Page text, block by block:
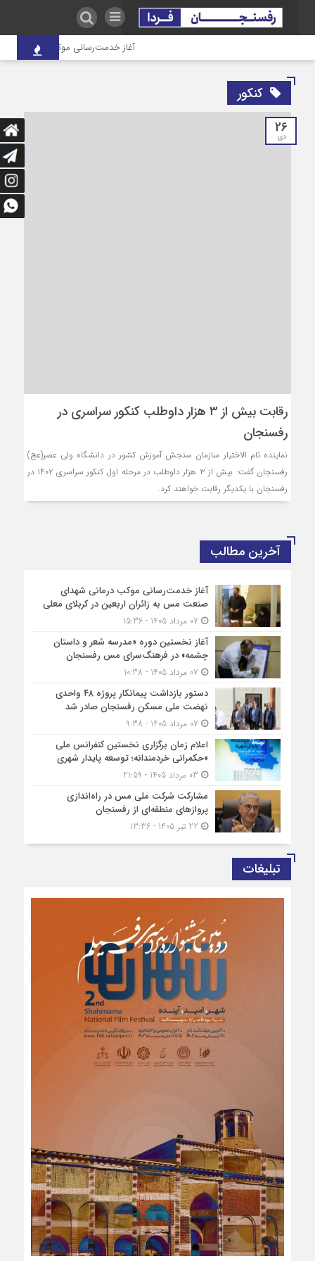
آغاز خدمت‌رسانی موکب درمانی
کنکور
26
دی
رقابت بیش از ۳ هزار داوطلب کنکور سراسری در
رفسنجان
نماینده تام الاختیار سازمان سنجش آموزش کشور در دانشگاه ولی عصر(عج)
رفسنجان گفت: بیش از ۳ هزار داوطلب در مرحله اول کنکور سراسری ۱۴۰۲ در
رفسنجان با یکدیگر رقابت خواهند کرد.
آخرین مطالب
آغاز خدمت‌رسانی موکب درمانی شهدای
صنعت مس به زائران اربعین در کربلای معلی
آغاز نخستین دوره «مدرسه شعر و داستان
چشمه» در فرهنگ‌سرای مس رفسنجان
دستور بازداشت پیمانکار پروژه ۴۸ واحدی
نهضت ملی مسکن رفسنجان صادر شد
اعلام زمان برگزاری نخستین کنفرانس ملی
«حکمرانی خردمندانه؛ توسعه پایدار شهری
مشارکت شرکت ملی مس در راه‌اندازی
پروازهای منطقه‌ای از رفسنجان
تبلیغات